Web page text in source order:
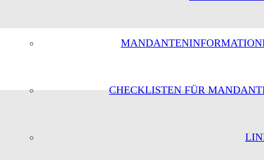
CHECKLISTEN FÜR